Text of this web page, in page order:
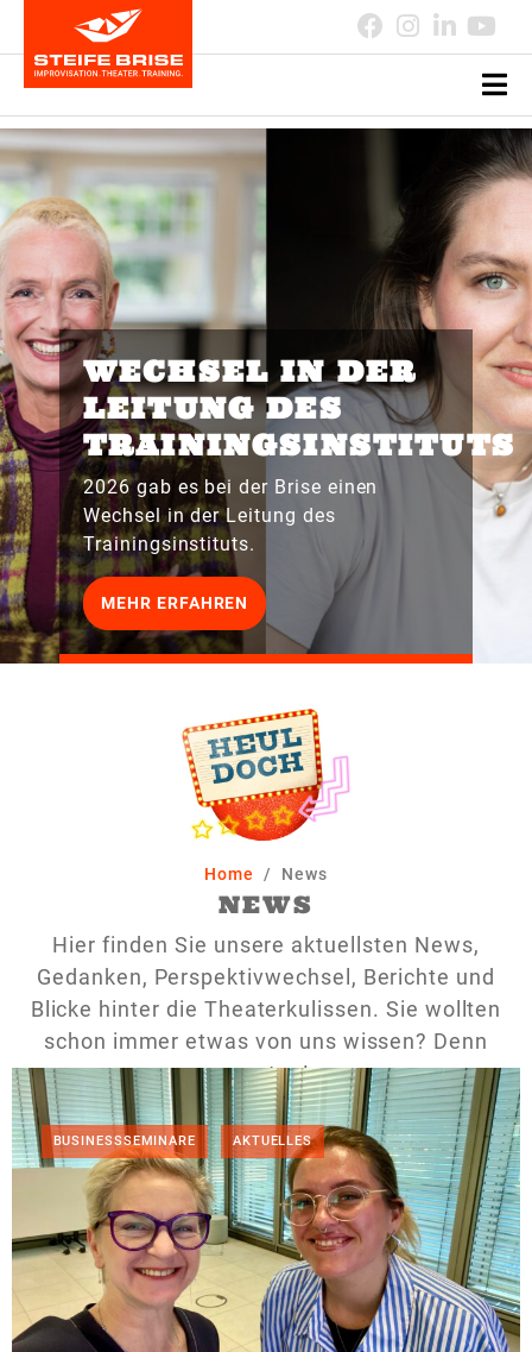
WECHSEL IN DER
LEITUNG DES
TRAININGSINSTITUTS
2026 gab es bei der Brise einen
Wechsel in der Leitung des
Trainingsinstituts.
MEHR ERFAHREN
Home News
NEWS
Hier finden Sie unsere aktuellsten News,
Gedanken, Perspektivwechsel, Berichte und
Blicke hinter die Theaterkulissen. Sie wollten
schon immer etwas von uns wissen? Denn
man tau!
BUSINESSSEMINARE , AKTUELLES